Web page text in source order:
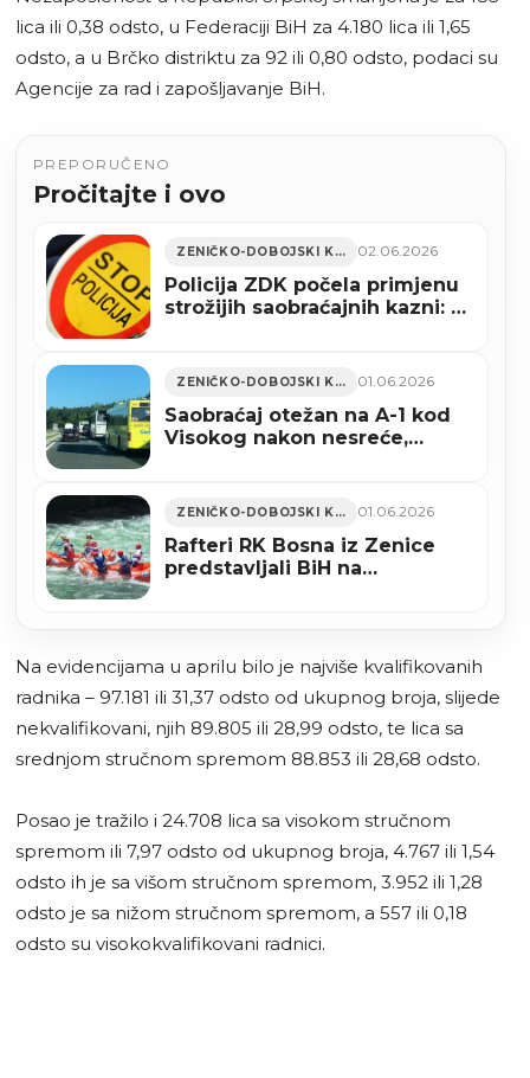
lica ili 0,38 odsto, u Federaciji BiH za 4.180 lica ili 1,65
odsto, a u Brčko distriktu za 92 ili 0,80 odsto, podaci su
Agencije za rad i zapošljavanje BiH.
PREPORUČENO
Pročitajte i ovo
ZENIČKO-DOBOJSKI KANTON 02.06.2026
Policija ZDK počela primjenu
strožijih saobraćajnih kazni: U
ZENIČKO-DOBOJSKI KANTON 01.06.2026
Saobraćaj otežan na A-1 kod
Visokog nakon nesreće,
ZENIČKO-DOBOJSKI KANTON 01.06.2026
Rafteri RK Bosna iz Zenice
predstavljali BiH na
Na evidencijama u aprilu bilo je najviše kvalifikovanih
radnika – 97.181 ili 31,37 odsto od ukupnog broja, slijede
nekvalifikovani, njih 89.805 ili 28,99 odsto, te lica sa
srednjom stručnom spremom 88.853 ili 28,68 odsto.
Posao je tražilo i 24.708 lica sa visokom stručnom
spremom ili 7,97 odsto od ukupnog broja, 4.767 ili 1,54
odsto ih je sa višom stručnom spremom, 3.952 ili 1,28
odsto je sa nižom stručnom spremom, a 557 ili 0,18
odsto su visokokvalifikovani radnici.